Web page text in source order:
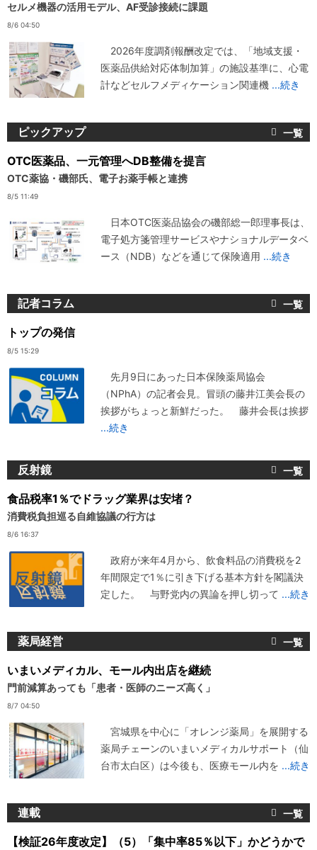
セルメ機器の活用モデル、AF受診接続に課題
8/6 04:50
2026年度調剤報酬改定では、「地域支援・
医薬品供給対応体制加算」の施設基準に、心電
計などセルフメディケーション関連機 ...続き
ピックアップ
OTC医薬品、一元管理へDB整備を提言
OTC薬協・磯部氏、電子お薬手帳と連携
8/5 11:49
日本OTC医薬品協会の磯部総一郎理事長は、
電子処方箋管理サービスやナショナルデータベ
ース（NDB）などを通じて保険適用 ...続き
記者コラム
トップの発信
8/5 15:29
先月9日にあった日本保険薬局協会
（NPhA）の記者会見。冒頭の藤井江美会長の
挨拶がちょっと新鮮だった。 藤井会長は挨拶
...続き
反射鏡
食品税率1％でドラッグ業界は安堵？
消費税負担巡る自維協議の行方は
8/6 16:37
政府が来年4月から、飲食料品の消費税を2
年間限定で1％に引き下げる基本方針を閣議決
定した。 与野党内の異論を押し切って ...続き
薬局経営
いまいメディカル、モール内出店を継続
門前減算あっても「患者・医師のニーズ高く」
8/7 04:50
宮城県を中心に「オレンジ薬局」を展開する
薬局チェーンのいまいメディカルサポート（仙
台市太白区）は今後も、医療モール内を ...続き
連載
【検証26年度改定】（5）「集中率85％以下」かどうかで